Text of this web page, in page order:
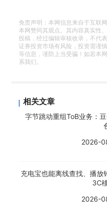
免责声明：本网信息来自于互联
本网赞同其观点。其内容真实性
投稿，经过编辑审核收录，不代
证券投资市场有风险，投资需谨
等信息，谨防上当受骗！如若本
系我们。
相关文章
字节跳动重组ToB业务：
2026-
充电宝也能离线查找、播
3C
2026-